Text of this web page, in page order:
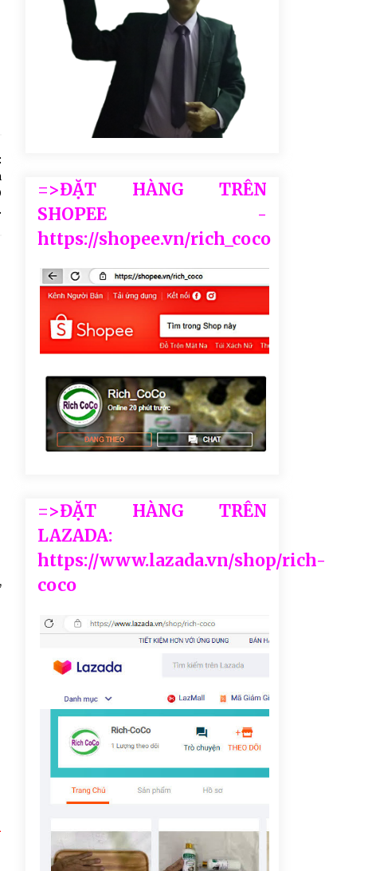
=>ĐẶT HÀNG TRÊN
SHOPEE -
https://shopee.vn/rich_coco
=>ĐẶT HÀNG TRÊN
LAZADA:
https://www.lazada.vn/shop/rich-
coco